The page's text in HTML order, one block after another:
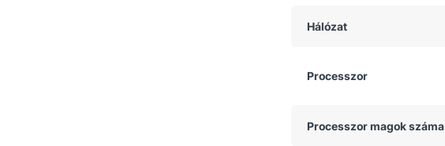
Hálózat
Processzor
Processzor magok száma